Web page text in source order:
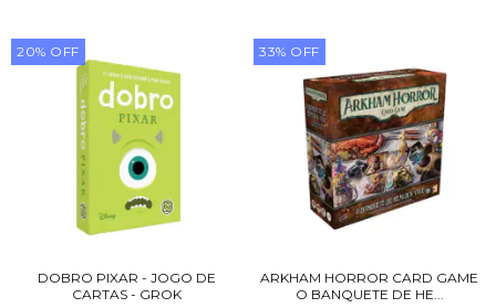
20% OFF
DOBRO PIXAR - JOGO DE
CARTAS - GROK
33% OFF
ARKHAM HORROR CARD GAME
O BANQUETE DE HE...